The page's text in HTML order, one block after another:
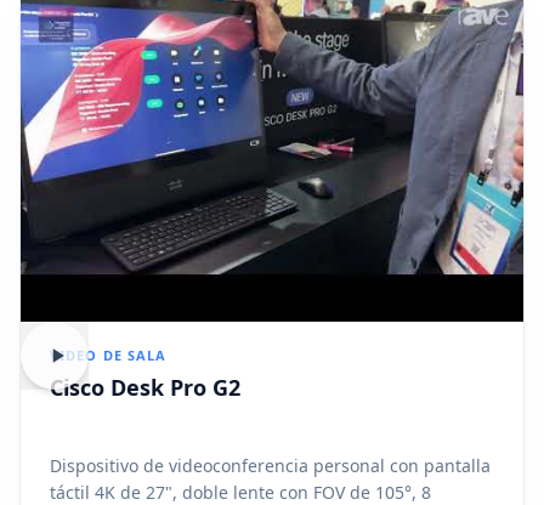
VIDEO DE SALA
Cisco Desk Pro G2
Dispositivo de videoconferencia personal con pantalla
táctil 4K de 27", doble lente con FOV de 105°, 8